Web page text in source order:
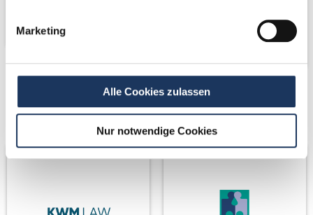
Marketing
Alle Cookies zulassen
Nur notwendige Cookies
Kooperations-
Partner
Kooperations-
Partner